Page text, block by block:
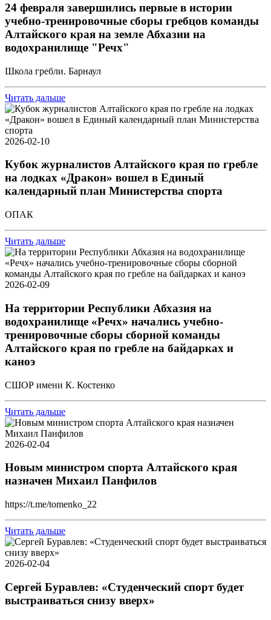
24 февраля завершились первые в истории
учебно-тренировочные сборы гребцов команды
Алтайского края на земле Абхазии на
водохранилище "Речх"
Школа гребли. Барнаул
Читать дальше
2026-02-10
Кубок журналистов Алтайского края по гребле
на лодках «Дракон» вошел в Единый
календарный план Министерства спорта
ОПАК
Читать дальше
2026-02-09
На территории Республики Абхазия на
водохранилище «Речх» начались учебно-
тренировочные сборы сборной команды
Алтайского края по гребле на байдарках и
каноэ
СШОР имени К. Костенко
Читать дальше
2026-02-04
Новым министром спорта Алтайского края
назначен Михаил Панфилов
https://t.me/tomenko_22
Читать дальше
2026-02-04
Сергей Буравлев: «Студенческий спорт будет
выстраиваться снизу вверх»